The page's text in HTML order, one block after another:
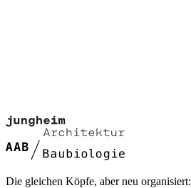
Die gleichen Köpfe, aber neu organisiert: